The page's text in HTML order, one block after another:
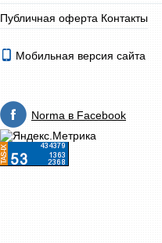
Публичная оферта Контакты
Мобильная версия сайта
Norma в Facebook